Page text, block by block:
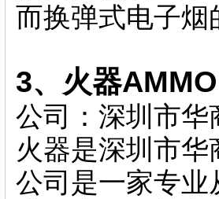
而换弹式电子烟
3、火器AMMO
公司：深圳市华
火器是深圳市
公司是一家专业